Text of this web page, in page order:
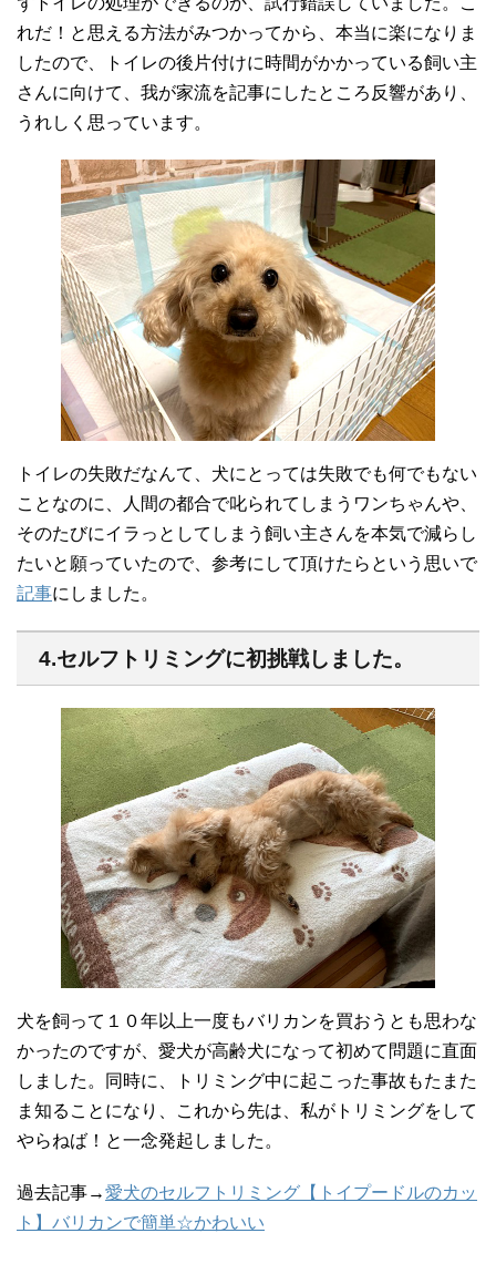
れだ！と思える方法がみつかってから、本当に楽になりま
したので、トイレの後片付けに時間がかかっている飼い主
さんに向けて、我が家流を記事にしたところ反響があり、
うれしく思っています。
トイレの失敗だなんて、犬にとっては失敗でも何でもない
ことなのに、人間の都合で叱られてしまうワンちゃんや、
そのたびにイラっとしてしまう飼い主さんを本気で減らし
たいと願っていたので、参考にして頂けたらという思いで
記事にしました。
4.セルフトリミングに初挑戦しました。
犬を飼って１０年以上一度もバリカンを買おうとも思わな
かったのですが、愛犬が高齢犬になって初めて問題に直面
しました。同時に、トリミング中に起こった事故もたまた
ま知ることになり、これから先は、私がトリミングをして
やらねば！と一念発起しました。
過去記事→愛犬のセルフトリミング【トイプードルのカッ
ト】バリカンで簡単☆かわいい